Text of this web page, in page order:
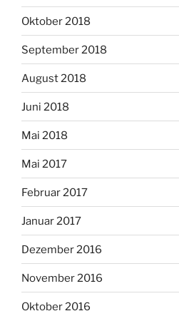
Oktober 2018
September 2018
August 2018
Juni 2018
Mai 2018
Mai 2017
Februar 2017
Januar 2017
Dezember 2016
November 2016
Oktober 2016